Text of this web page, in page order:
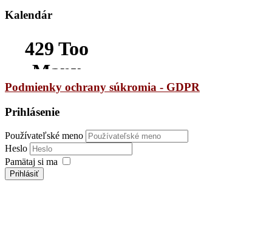
Kalendár
Podmienky ochrany súkromia - GDPR
Prihlásenie
Používateľské meno
Heslo
Pamätaj si ma